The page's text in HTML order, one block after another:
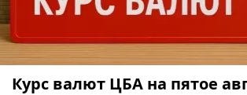
Курс валют ЦБА на пятое